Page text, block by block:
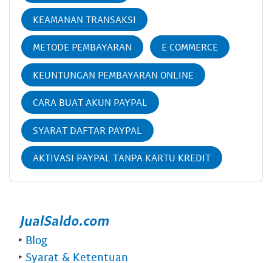
KEAMANAN TRANSAKSI
METODE PEMBAYARAN E COMMERCE
KEUNTUNGAN PEMBAYARAN ONLINE
CARA BUAT AKUN PAYPAL
SYARAT DAFTAR PAYPAL
AKTIVASI PAYPAL TANPA KARTU KREDIT
‣ Blog
‣ Syarat & Ketentuan